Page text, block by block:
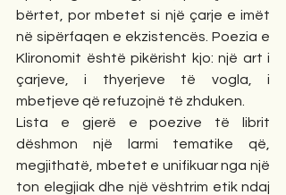
bërtet, por mbetet si një çarje e imët
në sipërfaqen e ekzistencës. Poezia e
Klironomit është pikërisht kjo: një art i
çarjeve, i thyerjeve të vogla, i
mbetjeve që refuzojnë të zhduken.
Lista e gjerë e poezive të librit
dëshmon një larmi tematike që,
megjithatë, mbetet e unifikuar nga një
ton elegjiak dhe një vështrim etik ndaj